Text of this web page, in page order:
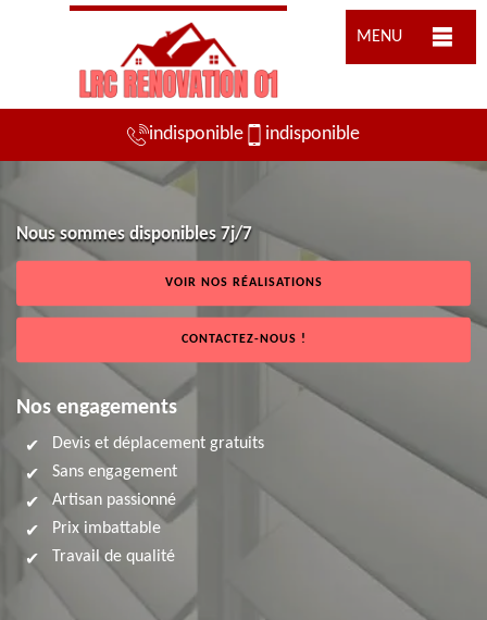
MENU
indisponible indisponible
Nous sommes disponibles 7j/7
VOIR NOS RÉALISATIONS
CONTACTEZ-NOUS !
Nos engagements
Devis et déplacement gratuits
Sans engagement
Artisan passionné
Prix imbattable
Travail de qualité